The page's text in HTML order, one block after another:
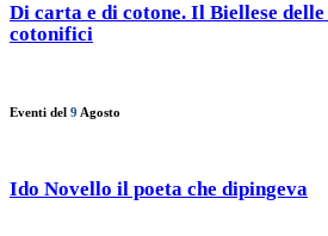
Di carta e di cotone. Il Biellese
cotonifici
Eventi del 9 Agosto
Ido Novello il poeta che dipingeva